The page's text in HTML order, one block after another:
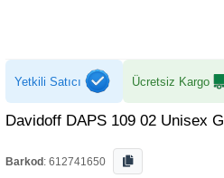
Yetkili Satıcı Ücretsiz Kargo
Davidoff DAPS 109 02 Unisex
Barkod : 612741650